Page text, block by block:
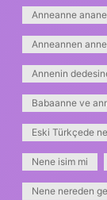
Anneanne
Anneannen
Annenin
Babaanne ve
Eski Türkçede
Nene isim mi
Nene nereden